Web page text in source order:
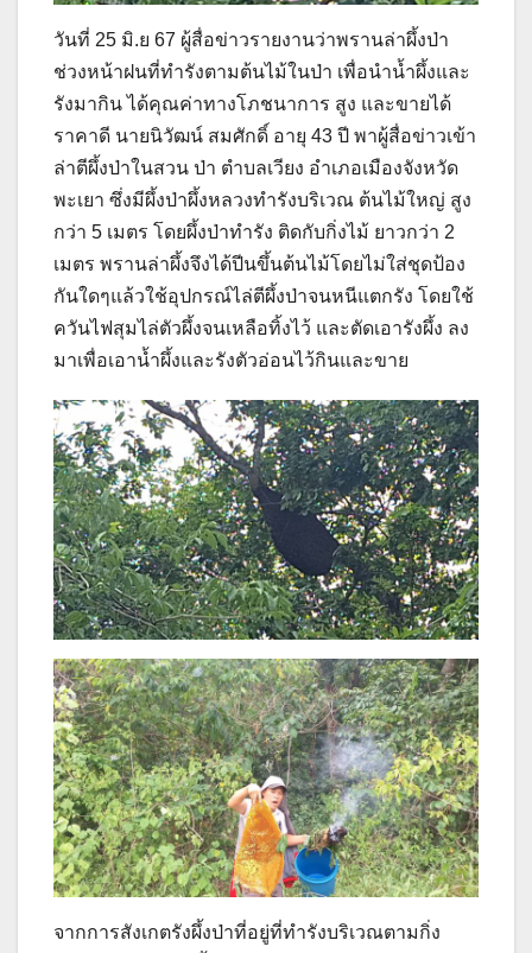
วันที่ 25 มิ.ย 67 ผู้สื่อข่าวรายงานว่าพรานล่าผึ้งป่า
ช่วงหน้าฝนที่ทำรังตามต้นไม้ในป่า เพื่อนำน้ำผึ้งและ
รังมากิน ได้คุณค่าทางโภชนาการ สูง และขายได้
ราคาดี นายนิวัฒน์ สมศักดิ์ อายุ 43 ปี พาผู้สื่อข่าวเข้า
ล่าตีผึ้งป่าในสวน ป่า ตำบลเวียง อำเภอเมืองจังหวัด
พะเยา ซึ่งมีผึ้งป่าผึ้งหลวงทำรังบริเวณ ต้นไม้ใหญ่ สูง
กว่า 5 เมตร โดยผึ้งป่าทำรัง ติดกับกิ่งไม้ ยาวกว่า 2
เมตร พรานล่าผึ้งจึงได้ปีนขึ้นต้นไม้โดยไม่ใส่ชุดป้อง
กันใดๆแล้วใช้อุปกรณ์ไล่ตีผึ้งป่าจนหนีแตกรัง โดยใช้
ควันไฟสุมไล่ตัวผึ้งจนเหลือทิ้งไว้ และตัดเอารังผึ้ง ลง
มาเพื่อเอาน้ำผึ้งและรังตัวอ่อนไว้กินและขาย
จากการสังเกตรังผึ้งป่าที่อยู่ที่ทำรังบริเวณตามกิ่ง